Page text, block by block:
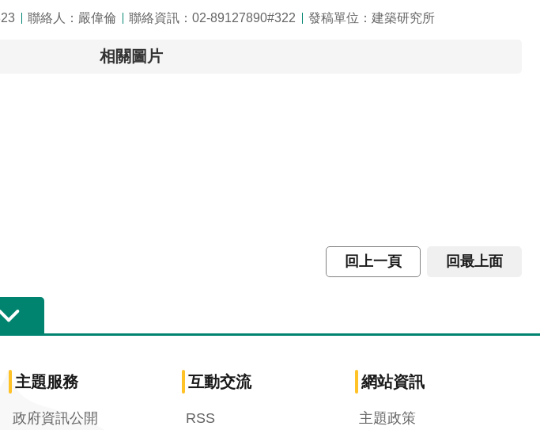
聯絡人：嚴偉倫 聯絡資訊：02-89127890#322 發稿單位：建築研究所
相關圖片
回上一頁 回最上面
主題服務
政府資訊公開
互動交流
RSS
網站資訊
主題政策